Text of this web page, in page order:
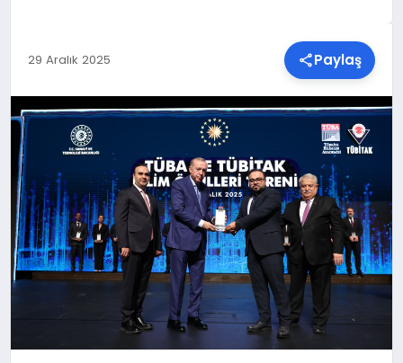
YAŞAM
MALATYA HABERLERI
29 Aralık 2025 Paylaş